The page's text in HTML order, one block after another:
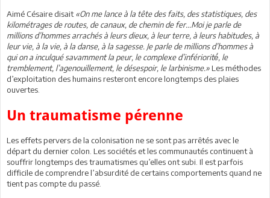
Aimé Césaire disait«On me lance à la tête des faits, des statistiques, des
kilométrages de routes, de canaux, de chemin de fer...Moi je parle de
millions d’hommes arrachés à leurs dieux, à leur terre, à leurs habitudes, à
leur vie, à la vie, à la danse, à la sagesse. Je parle de millions d’hommes à
qui on a inculqué savamment la peur, le complexe d’infériorité́, le
tremblement, l’agenouillement, le désespoir, le larbinisme.»Les méthodes
d’exploitation des humains resteront encore longtemps des plaies
ouvertes.
Un traumatisme pérenne
Les effets pervers de la colonisation ne se sont pas arrêtés avec le
départ du dernier colon. Les sociétés et les communautés continuent à
souffrir longtemps des traumatismes qu’elles ont subi. Il est parfois
difficile de comprendre l’absurdité de certains comportements quand ne
tient pas compte du passé.